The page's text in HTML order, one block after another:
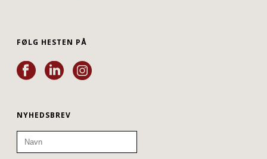
FØLG HESTEN PÅ
NYHEDSBREV